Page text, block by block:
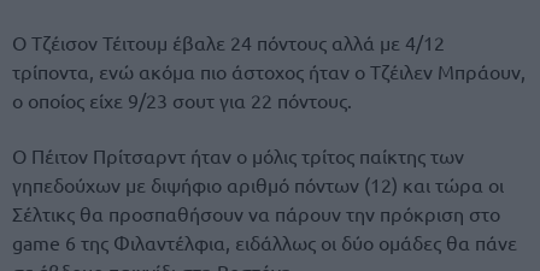
Ο Τζέισον Τέιτουμ έβαλε 24 πόντους αλλά με 4/12
τρίποντα, ενώ ακόμα πιο άστοχος ήταν ο Τζέιλεν Μπράουν,
ο οποίος είχε 9/23 σουτ για 22 πόντους.
Ο Πέιτον Πρίτσαρντ ήταν ο μόλις τρίτος παίκτης των
γηπεδούχων με διψήφιο αριθμό πόντων (12) και τώρα οι
Σέλτικς θα προσπαθήσουν να πάρουν την πρόκριση στο
game 6 της Φιλαντέλφια, ειδάλλως οι δύο ομάδες θα πάνε